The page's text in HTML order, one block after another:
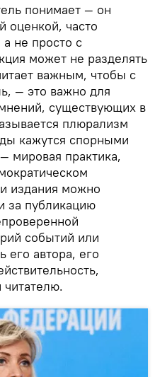
понимает — он
оценкой, часто
не просто с
может не разделять
важным, чтобы с
— это важно для
существующих в
плюрализм
кажутся спорными
мировая практика,
издания можно
за публикацию
событий или
его автора, его